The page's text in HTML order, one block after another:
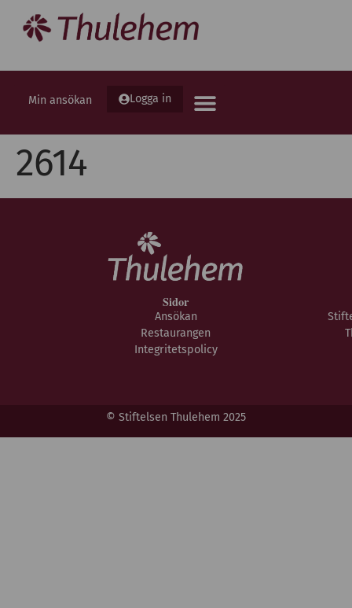
Min ansökan Logga in
2614
Sidor
Ansökan
Restaurangen
Integritetspolicy
© Stiftelsen Thulehem 2025